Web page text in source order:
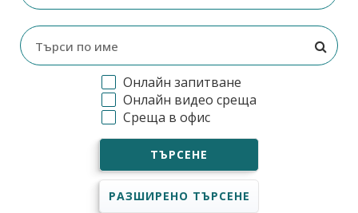
Онлайн запитване
Онлайн видео среща
Среща в офис
ТЪРСЕНЕ
РАЗШИРЕНО ТЪРСЕНЕ